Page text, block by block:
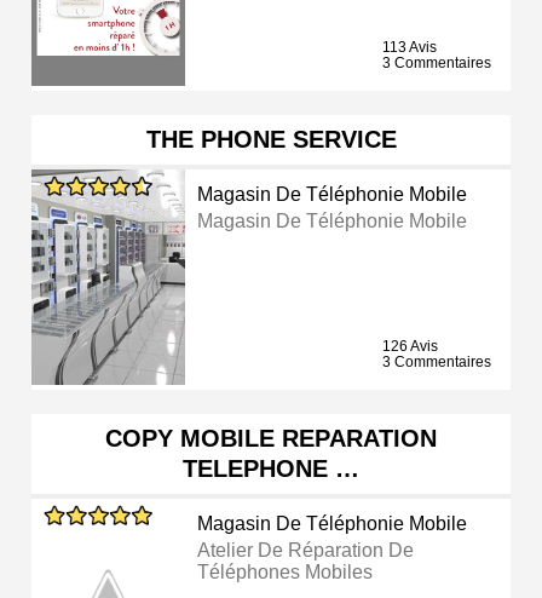
113 Avis
3 Commentaires
THE PHONE SERVICE
Magasin De Téléphonie Mobile
Magasin De Téléphonie Mobile
126 Avis
3 Commentaires
COPY MOBILE REPARATION
TELEPHONE …
Magasin De Téléphonie Mobile
Atelier De Réparation De
Téléphones Mobiles